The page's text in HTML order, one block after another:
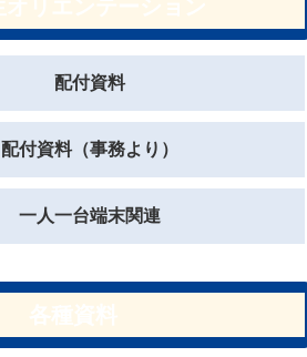
配付資料
配付資料（事務より）
一人一台端末関連